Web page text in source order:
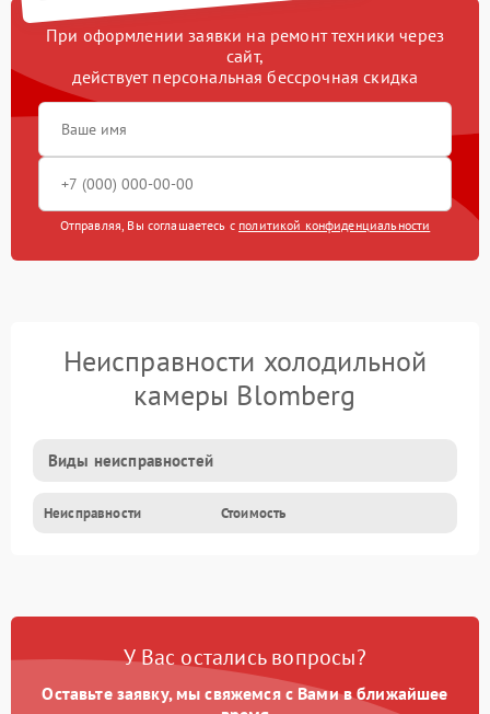
При оформлении заявки на ремонт техники через
сайт,
действует персональная бессрочная скидка
Отправляя, Вы соглашаетесь с политикой конфиденциальности
Неисправности холодильной
камеры Blomberg
Виды неисправностей
Неисправности Стоимость
У Вас остались вопросы?
Оставьте заявку, мы свяжемся с Вами в ближайшее